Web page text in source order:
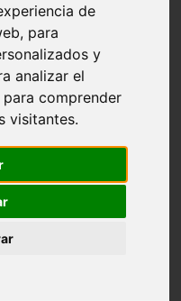
de
para
y
analizar el
comprender
visitantes.